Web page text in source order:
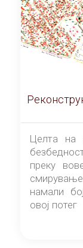
Целта на
преку
намали
овој потег